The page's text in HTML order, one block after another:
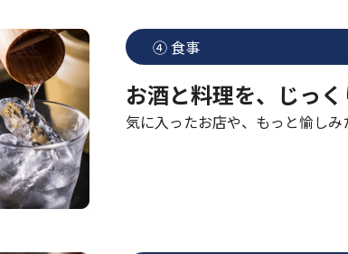
④ 食事
お酒と料理を、じっく
気に入ったお店や、もっと愉しみ